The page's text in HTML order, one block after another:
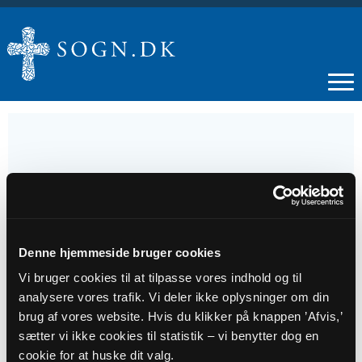
Denne hjemmeside bruger cookies
Vi bruger cookies til at tilpasse vores indhold og til
analysere vores trafik. Vi deler ikke oplysninger om din
brug af vores website. Hvis du klikker på knappen ’Afvis,’
sætter vi ikke cookies til statistik – vi benytter dog en
cookie for at huske dit valg.
Gudstjeneste i Nivå Kirke 7. søndag efter
Trinitatis Om tolderen Zakæus
Tidspunkt
kl. 10:30